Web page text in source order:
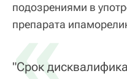
подозрениями в
препарата
«
"Срок